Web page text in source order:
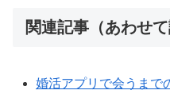
関連記事（あわせて
婚活アプリで会うまで